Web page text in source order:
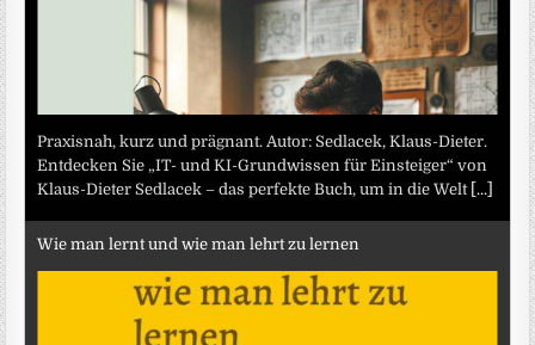
Praxisnah, kurz und prägnant. Autor: Sedlacek, Klaus-Dieter.
Entdecken Sie „IT- und KI-Grundwissen für Einsteiger“ von
Klaus-Dieter Sedlacek – das perfekte Buch, um in die Welt [...]
Wie man lernt und wie man lehrt zu lernen